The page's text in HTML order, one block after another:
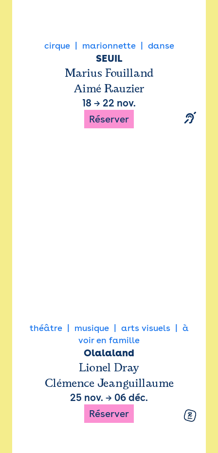
cirque marionnette danse
SEUIL
Marius Fouilland
Aimé Rauzier
18 → 22 nov.
Réserver
théâtre musique arts visuels
à
voir en famille
Olalaland
Lionel Dray
Clémence Jeanguillaume
25 nov. → 06 déc.
Réserver